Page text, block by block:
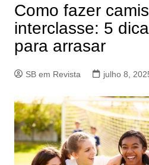
Como fazer
interclasse: 5
para arrasar
SB em Revista julho 8,